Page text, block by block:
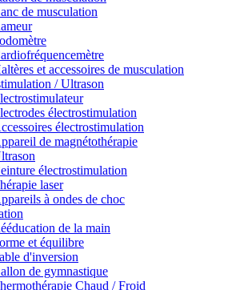
de musculation
et accessoires de musculation
/ Ultrason
électrostimulation
électrostimulation
de magnétothérapie
électrostimulation
laser
à ondes de choc
de la main
et équilibre
d'inversion
de gymnastique
Chaud / Froid